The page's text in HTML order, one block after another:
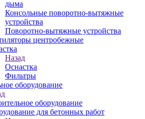
дыма
Консольные поворотно-вытяжные
устройства
Поворотно-вытяжные устройства
центробежные
Назад
Оснастка
Фильтры
оборудование
оборудование
для бетонных работ